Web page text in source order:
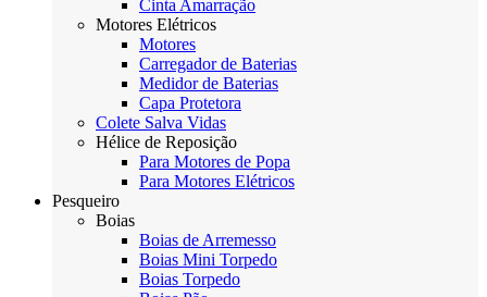
Cinta Amarração
Motores Elétricos
Motores
Carregador de Baterias
Medidor de Baterias
Capa Protetora
Colete Salva Vidas
Hélice de Reposição
Para Motores de Popa
Para Motores Elétricos
Pesqueiro
Boias
Boias de Arremesso
Boias Mini Torpedo
Boias Torpedo